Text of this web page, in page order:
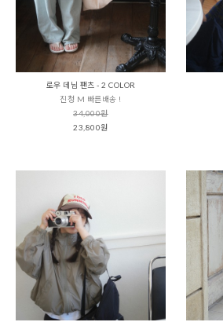
로우 데님 팬츠 - 2 COLOR
진청 M 빠른배송 !
34,000원
23,800원